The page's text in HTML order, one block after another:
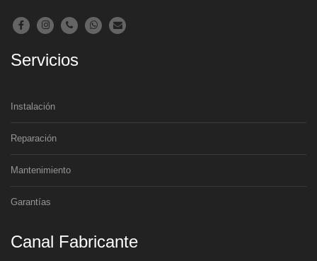
Servicios
Instalación
Reparación
Mantenimiento
Garantías
Canal Fabricante